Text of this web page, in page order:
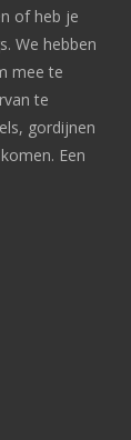
of heb je
We hebben
mee te
te
gordijnen
Een